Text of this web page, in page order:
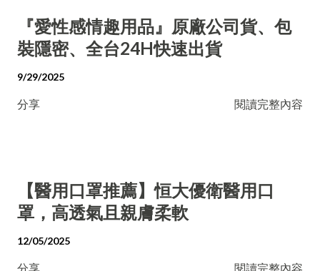
『愛性感情趣用品』原廠公司貨、包
裝隱密、全台24H快速出貨
9/29/2025
分享 閱讀完整內容
【醫用口罩推薦】恒大優衛醫用口
罩，高透氣且親膚柔軟
12/05/2025
分享 閱讀完整內容